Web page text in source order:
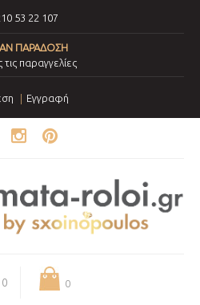
53 22 107
ΠΑΡΑΔΟΣΗ
τις παραγγελίες
Εγγραφή
0 0